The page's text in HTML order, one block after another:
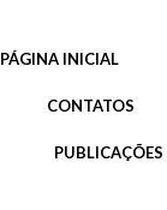
PÁGINA INICIAL
CONTATOS
PUBLICAÇÕES